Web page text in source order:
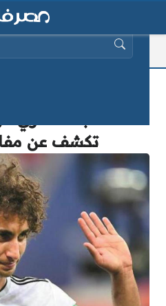
تكشف عن
البحث عن: